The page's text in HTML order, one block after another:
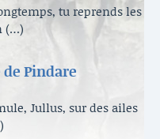
tu reprends les
(…)
Pindare
Jullus, sur des ailes